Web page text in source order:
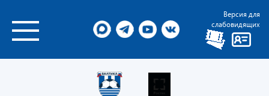
Версия для
слабовидящих